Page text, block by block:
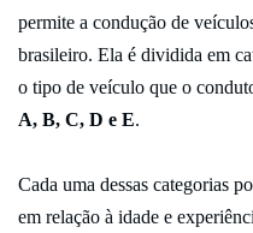
permite a condução de
brasileiro. Ela é dividida em
o tipo de veículo que o
A, B, C, D e E.
Cada uma dessas categorias
em relação à idade e